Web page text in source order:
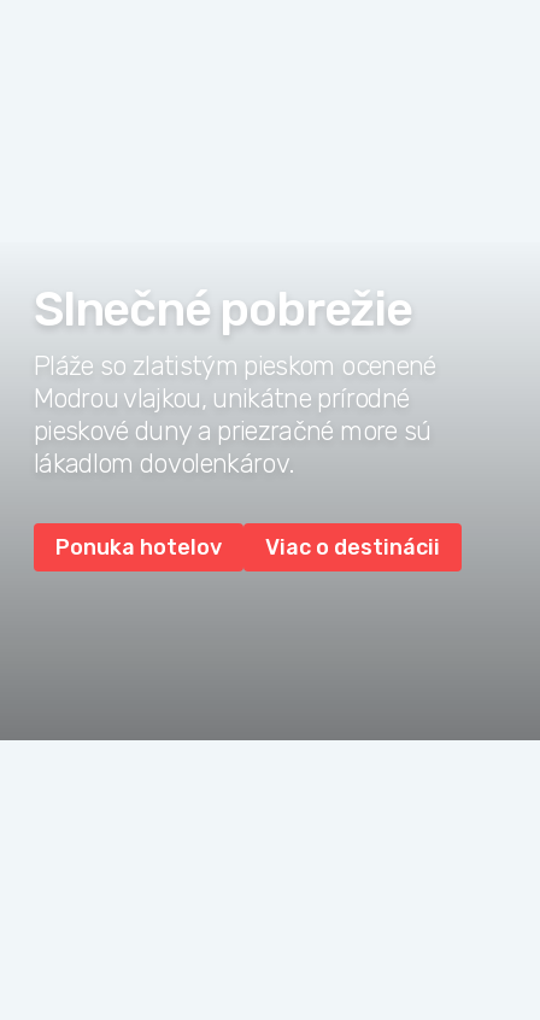
Slnečné pobrežie
Pláže so zlatistým pieskom ocenené
Modrou vlajkou, unikátne prírodné
pieskové duny a priezračné more sú
lákadlom dovolenkárov.
Ponuka hotelov Viac o destinácii